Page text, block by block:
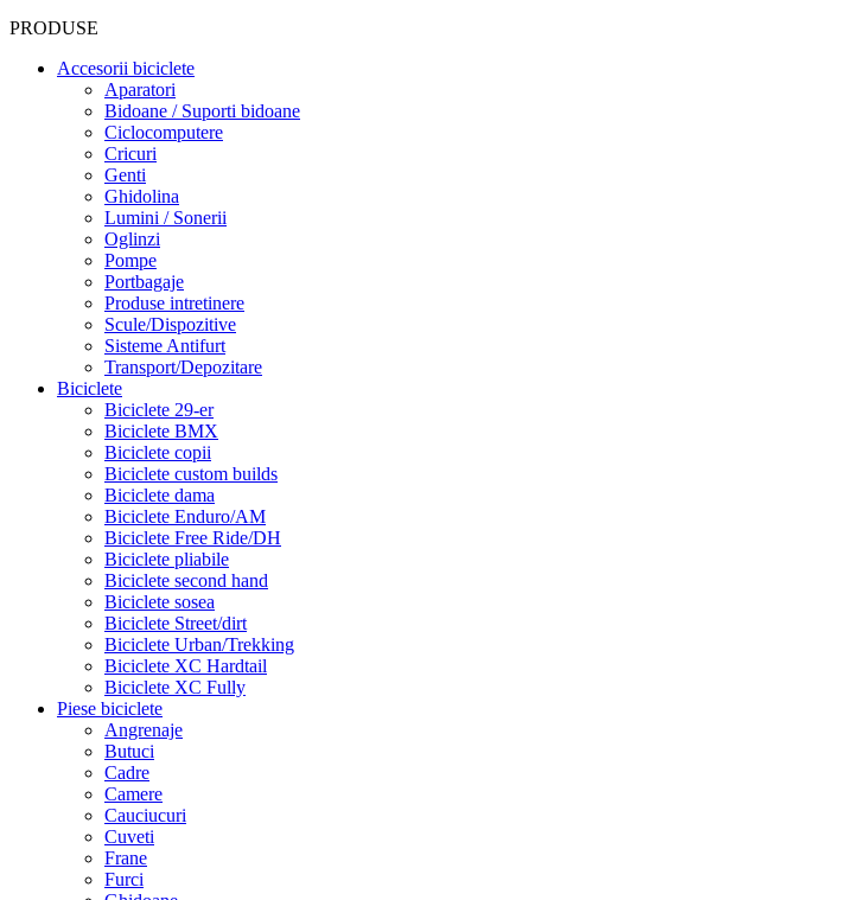
PRODUSE
Accesorii biciclete
Aparatori
Bidoane / Suporti bidoane
Ciclocomputere
Cricuri
Genti
Ghidolina
Lumini / Sonerii
Oglinzi
Pompe
Portbagaje
Produse intretinere
Scule/Dispozitive
Sisteme Antifurt
Transport/Depozitare
Biciclete
Biciclete 29-er
Biciclete BMX
Biciclete copii
Biciclete custom builds
Biciclete dama
Biciclete Enduro/AM
Biciclete Free Ride/DH
Biciclete pliabile
Biciclete second hand
Biciclete sosea
Biciclete Street/dirt
Biciclete Urban/Trekking
Biciclete XC Hardtail
Biciclete XC Fully
Piese biciclete
Angrenaje
Butuci
Cadre
Camere
Cauciucuri
Cuveti
Frane
Furci